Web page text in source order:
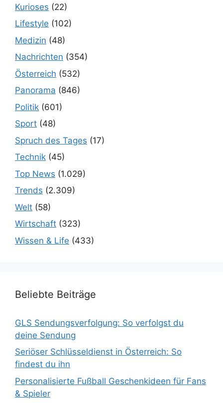
Kurioses (22)
Lifestyle (102)
Medizin (48)
Nachrichten (354)
Österreich (532)
Panorama (846)
Politik (601)
Sport (48)
Spruch des Tages (17)
Technik (45)
Top News (1.029)
Trends (2.309)
Welt (58)
Wirtschaft (323)
Wissen & Life (433)
Beliebte Beiträge
GLS Sendungsverfolgung: So verfolgst du
deine Sendung
Seriöser Schlüsseldienst in Österreich: So
findest du ihn
Personalisierte Fußball Geschenkideen für Fans
& Spieler